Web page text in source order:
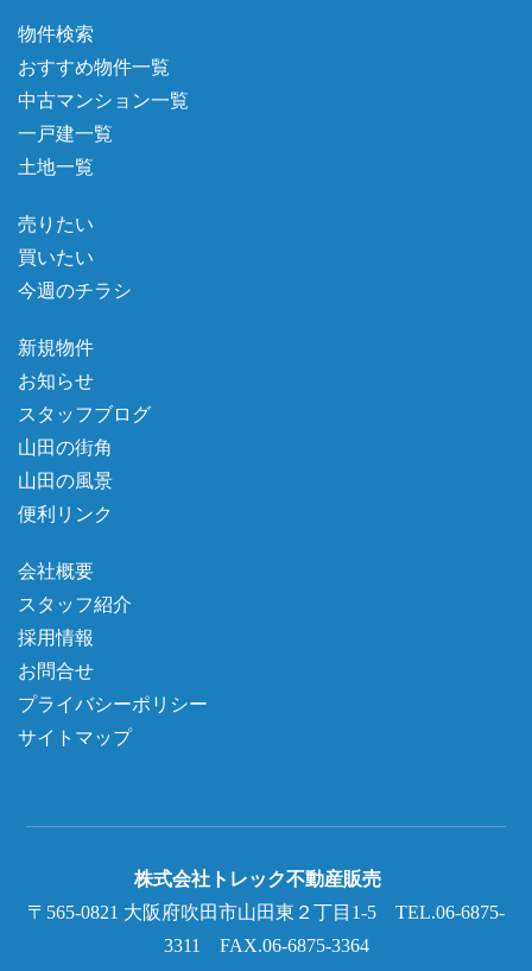
物件検索
おすすめ物件一覧
中古マンション一覧
一戸建一覧
土地一覧
売りたい
買いたい
今週のチラシ
新規物件
お知らせ
スタッフブログ
山田の街角
山田の風景
便利リンク
会社概要
スタッフ紹介
採用情報
お問合せ
プライバシーポリシー
サイトマップ
株式会社トレック不動産販売
〒565-0821 大阪府吹田市山田東２丁目1-5 TEL.06-6875-
3311 FAX.06-6875-3364